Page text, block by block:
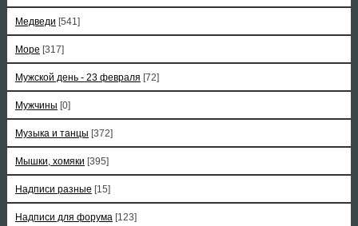
Медведи [541]
Море [317]
Мужской день - 23 февраля [72]
Мужчины [0]
Музыка и танцы [372]
Мышки, хомяки [395]
Надписи разные [15]
Надписи для форума [123]